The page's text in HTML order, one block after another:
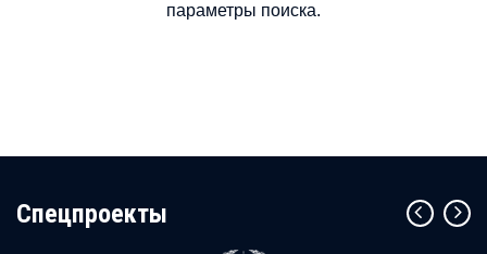
параметры поиска.
Cпецпроекты